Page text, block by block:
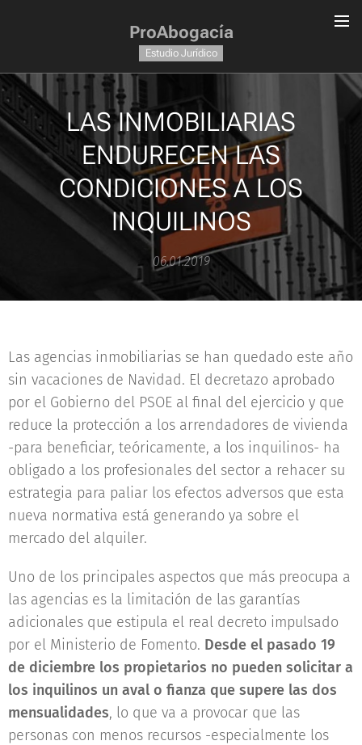
ProAbogacía
Estudio Jurídico
LAS INMOBILIARIAS
ENDURECEN LAS
CONDICIONES A LOS
INQUILINOS
06.01.2019
Las agencias inmobiliarias se han quedado este año
sin vacaciones de Navidad. El decretazo aprobado
por el Gobierno del PSOE al final del ejercicio y que
reduce la protección a los arrendadores de vivienda
-para beneficiar, teóricamente, a los inquilinos-­­ ha
obligado a los profesionales del sector a rehacer su
estrategia para paliar los efectos adversos que esta
nueva normativa está generando ya sobre el
mercado del alquiler.
Uno de los principales aspectos que más preocupa a
las agencias es la limitación de las garantías
adicionales que estipula el real decreto impulsado
por el Ministerio de Fomento. Desde el pasado 19
de diciembre los propietarios no pueden solicitar a
los inquilinos un aval o fianza que supere las dos
mensualidades, lo que va a provocar que las
personas con menos recursos -especialmente los